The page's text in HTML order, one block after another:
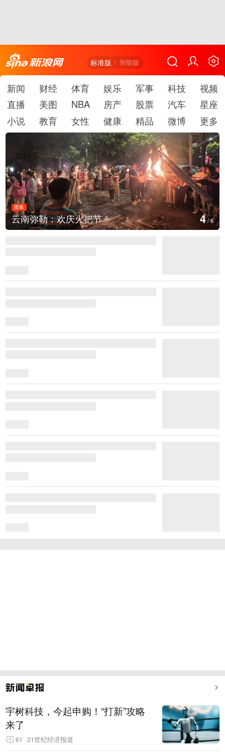
标准版 智能版
新闻 财经 体育 娱乐 军事 科技
视频
直播
美图 NBA 房产 股票 汽车
星座
小说
教育 女性 健康 精品 微博 更多
图集
云南弥勒：欢庆火把节 4/6
宇树科技，今起申购！“打新”攻略
来了
61 21世纪经济报道